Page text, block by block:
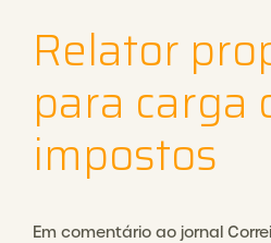
Relator
para carga
impostos
Em comentário ao jornal